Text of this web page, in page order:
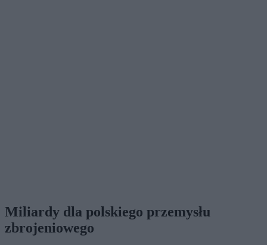
Miliardy dla polskiego przemysłu
zbrojeniowego